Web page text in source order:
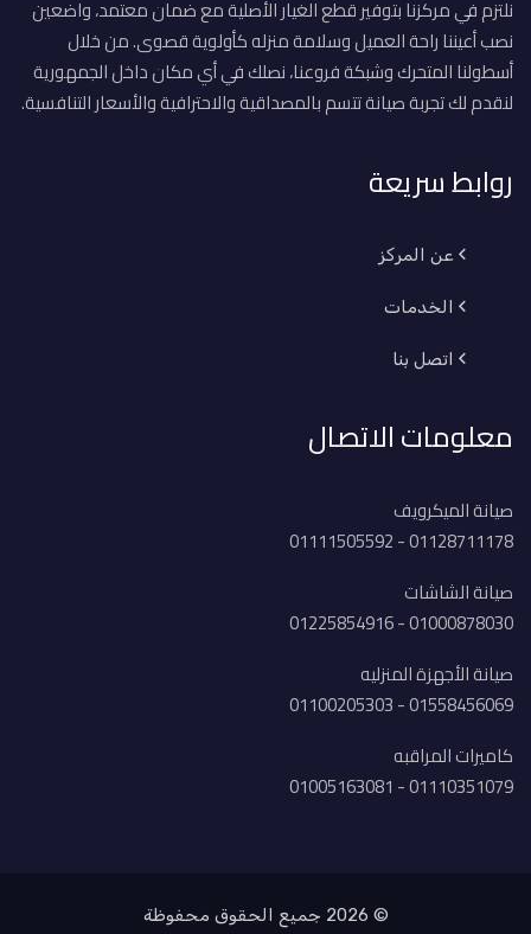
نلتزم في مركزنا بتوفير قطع الغيار الأصلية مع ضمان معتمد، واضعين
نصب أعيننا راحة العميل وسلامة منزله كأولوية قصوى. من خلال
أسطولنا المتحرك وشبكة فروعنا، نصلك في أي مكان داخل الجمهورية
لنقدم لك تجربة صيانة تتسم بالمصداقية والاحترافية والأسعار التنافسية.
روابط سريعة
عن المركز
الخدمات
اتصل بنا
معلومات الاتصال
صيانة الميكرويف
01128711178 - 01111505592
صيانة الشاشات
01000878030 - 01225854916
صيانة الأجهزة المنزليه
01558456069 - 01100205303
كاميرات المراقبه
01110351079 - 01005163081
© 2026 جميع الحقوق محفوظة